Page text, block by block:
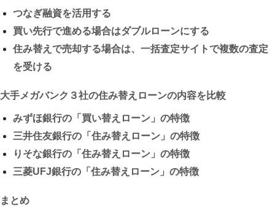
つなぎ融資を活用する
買い先行で進める場合はダブルローンにする
住み替えで売却する場合は、一括査定サイトで複数の査定
を受ける
大手メガバンク３社の住み替えローンの内容を比較
みずほ銀行の「買い替えローン」の特徴
三井住友銀行の「住み替えローン」の特徴
りそな銀行の「住み替えローン」の特徴
三菱UFJ銀行の「住み替えローン」の特徴
まとめ